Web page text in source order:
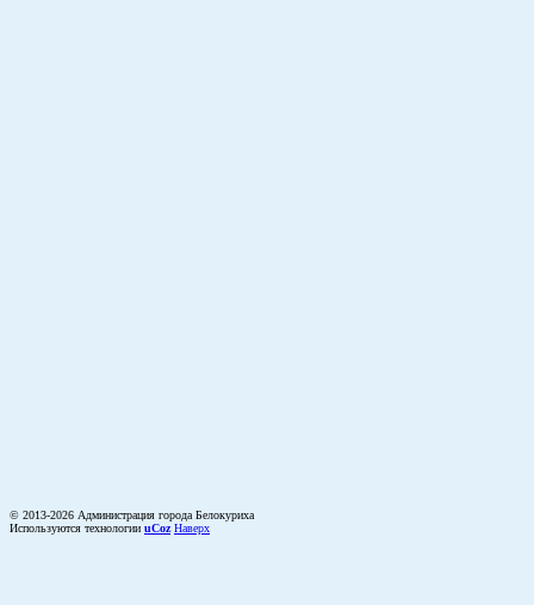
© 2013-2026 Администрация города Белокуриха
Используются технологии uCoz Наверх